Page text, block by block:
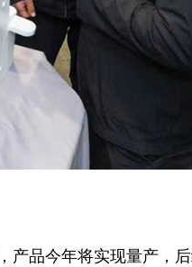
品今年将实现量产，